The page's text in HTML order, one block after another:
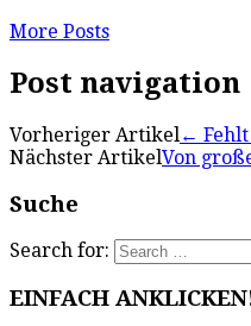
More Posts
Post navigation
Vorheriger Artikel←
Nächster ArtikelVon
Suche
Search for:
EINFACH